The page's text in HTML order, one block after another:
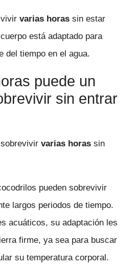
varias horas sin estar
está adaptado para
del tiempo en el agua.
puede un
sin entrar
varias horas sin
pueden sobrevivir
largos periodos de tiempo.
acuáticos, su adaptación les
firme, ya sea para buscar
su temperatura corporal.